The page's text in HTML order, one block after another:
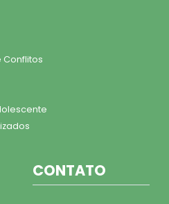
Conflitos
CONTATO